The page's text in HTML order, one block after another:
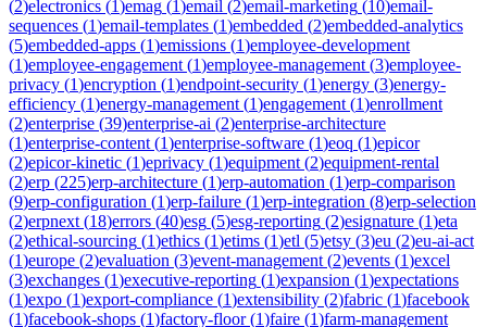
(2)electronics (1)emag (1)email (2)email-marketing (10)email-
sequences (1)email-templates (1)embedded (2)embedded-analytics
(5)embedded-apps (1)emissions (1)employee-development
(1)employee-engagement (1)employee-management (3)employee-
privacy (1)encryption (1)endpoint-security (1)energy (3)energy-
efficiency (1)energy-management (1)engagement (1)enrollment
(2)enterprise (39)enterprise-ai (2)enterprise-architecture
(1)enterprise-content (1)enterprise-software (1)eoq (1)epicor
(2)epicor-kinetic (1)eprivacy (1)equipment (2)equipment-rental
(2)erp (225)erp-architecture (1)erp-automation (1)erp-comparison
(9)erp-configuration (1)erp-failure (1)erp-integration (8)erp-selection
(2)erpnext (18)errors (40)esg (5)esg-reporting (2)esignature (1)eta
(2)ethical-sourcing (1)ethics (1)etims (1)etl (5)etsy (3)eu (2)eu-ai-act
(1)europe (2)evaluation (3)event-management (2)events (1)excel
(3)exchanges (1)executive-reporting (1)expansion (1)expectations
(1)expo (1)export-compliance (1)extensibility (2)fabric (1)facebook
(1)facebook-shops (1)factory-floor(1)faire (1)farm-management